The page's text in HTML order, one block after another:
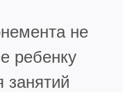
не
ребенку
занятий